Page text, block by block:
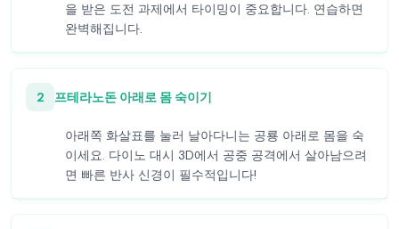
을 받은 도전 과제에서 타이밍이 중요합니다. 연습하면
완벽해집니다.
2 프테라노돈 아래로 몸 숙이기
아래쪽 화살표를 눌러 날아다니는 공룡 아래로 몸을 숙
이세요. 다이노 대시 3D에서 공중 공격에서 살아남으려
면 빠른 반사 신경이 필수적입니다!